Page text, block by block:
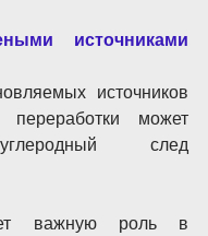
источниками
источников
может
след
важную роль в